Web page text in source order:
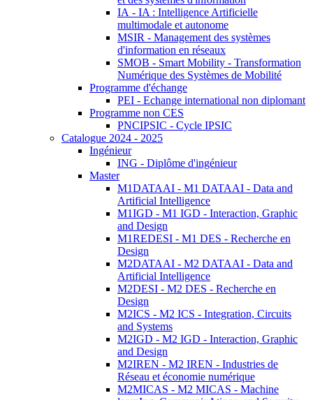
IA - IA : Intelligence Artificielle
multimodale et autonome
MSIR - Management des systèmes
d'information en réseaux
SMOB - Smart Mobility - Transformation
Numérique des Systèmes de Mobilité
Programme d'échange
PEI - Echange international non diplomant
Programme non CES
PNCIPSIC - Cycle IPSIC
Catalogue 2024 - 2025
Ingénieur
ING - Diplôme d'ingénieur
Master
M1DATAAI - M1 DATAAI - Data and
Artificial Intelligence
M1IGD - M1 IGD - Interaction, Graphic
and Design
M1REDESI - M1 DES - Recherche en
Design
M2DATAAI - M2 DATAAI - Data and
Artificial Intelligence
M2DESI - M2 DES - Recherche en
Design
M2ICS - M2 ICS - Integration, Circuits
and Systems
M2IGD - M2 IGD - Interaction, Graphic
and Design
M2IREN - M2 IREN - Industries de
Réseau et économie numérique
M2MICAS - M2 MICAS - Machine